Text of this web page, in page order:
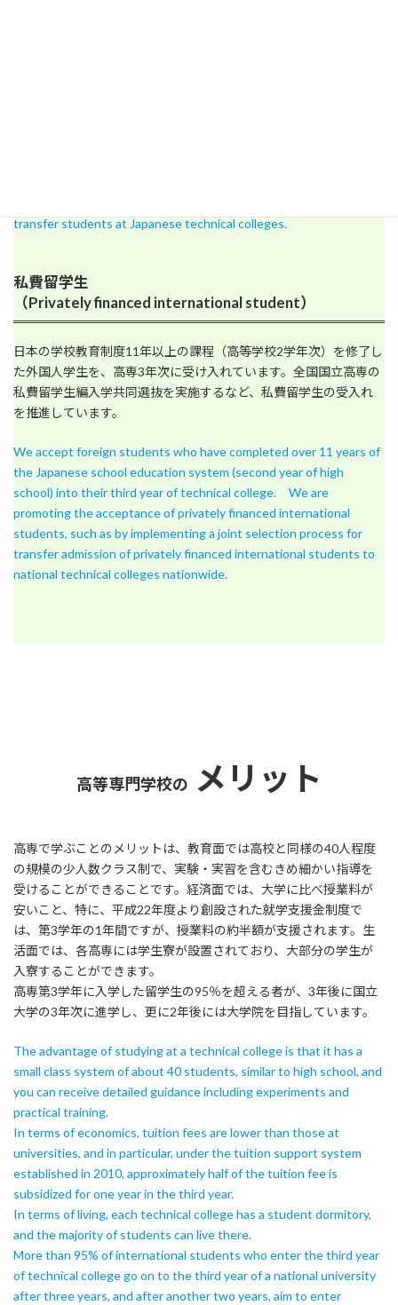
transfer students at Japanese technical colleges.
私費留学生
（Privately financed international student）
日本の学校教育制度11年以上の課程（高等学校2学年次）を修了し
た外国人学生を、高専3年次に受け入れています。全国国立高専の
私費留学生編入学共同選抜を実施するなど、私費留学生の受入れ
を推進しています。
We accept foreign students who have completed over 11 years of
the Japanese school education system (second year of high
school) into their third year of technical college. We are
promoting the acceptance of privately financed international
students, such as by implementing a joint selection process for
transfer admission of privately financed international students to
national technical colleges nationwide.
高等専門学校の メリット
高専で学ぶことのメリットは、教育面では高校と同様の40人程度
の規模の少人数クラス制で、実験・実習を含むきめ細かい指導を
受けることができることです。経済面では、大学に比べ授業料が
安いこと、特に、平成22年度より創設された就学支援金制度で
は、第3学年の1年間ですが、授業料の約半額が支援されます。生
活面では、各高専には学生寮が設置されており、大部分の学生が
入寮することができます。
高専第3学年に入学した留学生の95％を超える者が、3年後に国立
大学の3年次に進学し、更に2年後には大学院を目指しています。
The advantage of studying at a technical college is that it has a
small class system of about 40 students, similar to high school, and
you can receive detailed guidance including experiments and
practical training.
In terms of economics, tuition fees are lower than those at
universities, and in particular, under the tuition support system
established in 2010, approximately half of the tuition fee is
subsidized for one year in the third year.
In terms of living, each technical college has a student dormitory,
and the majority of students can live there.
More than 95% of international students who enter the third year
of technical college go on to the third year of a national university
after three years, and after another two years, aim to enter